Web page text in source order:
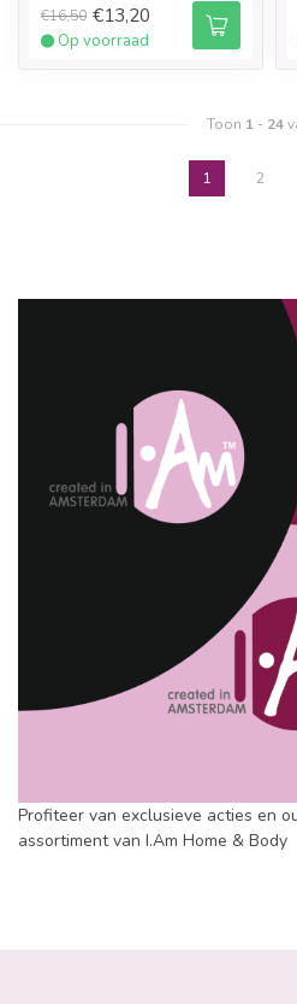
€16,50 €13,20
Op voorraad
Toon 1 - 24
1 2
Profiteer van exclusieve acties en
assortiment van I.Am Home & Body